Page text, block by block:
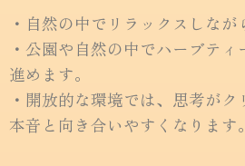
・自然の中でリラックスしな
・公園や自然の中でハーブテ
進めます。
・開放的な環境では、思考が
本音と向き合いやすくなります。